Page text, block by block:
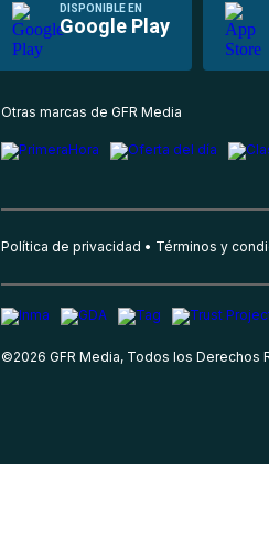
DISPONIBLE EN
Google Play
Otras marcas de GFR Media
Política de privacidad Términos y
©2026 GFR Media, Todos los Derechos